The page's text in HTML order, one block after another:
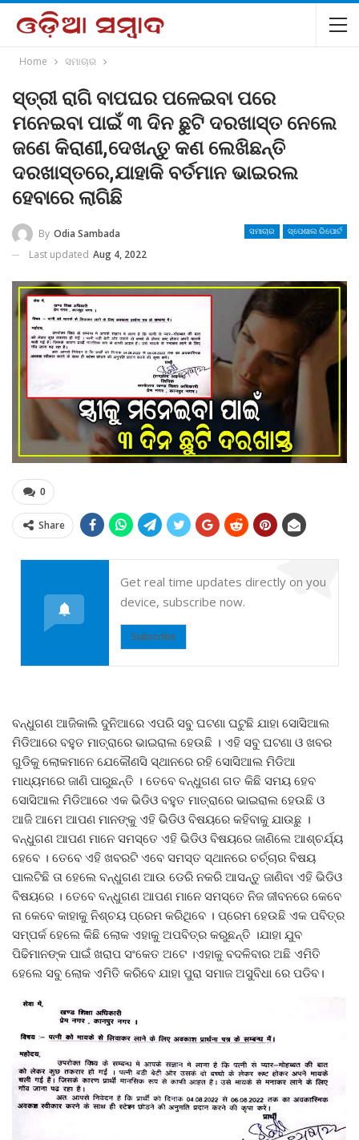
Home ସମାଚାର
ସ୍ତ୍ରୀ ରାଗି ବାପଘର ପଳେଇବା ପରେ
ମନେଇବା ପାଇଁ ୩ ଦିନ ଛୁଟି ଦରଖାସ୍ତ ନେଲେ
ଜଣେ କିରାଣୀ,ଦେଖନ୍ତୁ କଣ ଲେଖିଛନ୍ତି
ଦରଖାସ୍ତରେ,ଯାହାକି ବର୍ତମାନ ଭାଇରଲ
ହେବାରେ ଲାଗିଛି
ସମାଚାର ସ୍ପେଶାଲ ରିପୋର୍ଟ
By Odia Sambada
Last updated Aug 4, 2022
0
Share
Get real time updates directly on you
device, subscribe now.
Subscribe
ବନ୍ଧୁଗଣ ଆଜିକାଲି ଦୁନିଆରେ ଏପରି ସବୁ ଘଟଣା ଘଟୁଛି ଯାହା ସୋସିଆଲ
ମିଡିଆରେ ବହୁତ ମାତ୍ରାରେ ଭାଇରାଲ ହେଉଛି । ଏହି ସବୁ ଘଟଣା ଓ ଖବର
ଗୁଡିକୁ ଲୋକମାନେ ଯେକୌଣସି ସ୍ଥାନରେ ରହି ସୋସିଆଲ ମିଡିଆ
ମାଧ୍ୟମରେ ଜାଣି ପାରୁଛନ୍ତି । ତେବେ ବନ୍ଧୁଗଣ ଗତ କିଛି ସମୟ ହେବ
ସୋସିଆଲ ମିଡିଆରେ ଏକ ଭିଡିଓ ବହୁତ ମାତ୍ରାରେ ଭାଇରାଲ ହେଉଛି ଓ
ଆଜି ଆମେ ଆପଣ ମାନଙ୍କୁ ଏହି ଭିଡିଓ ବିଷୟରେ କହିବାକୁ ଯାଉଛୁ ।
ବନ୍ଧୁଗଣ ଆପଣ ମାନେ ସମସ୍ତେ ଏହି ଭିଡିଓ ବିଷୟରେ ଜାଣିଲେ ଆଶ୍ଚର୍ଯ୍ୟ
ହେବେ । ତେବେ ଏହି ଖବରଟି ଏବେ ସମସ୍ତ ସ୍ଥାନରେ ଚର୍ଚ୍ଚାର ବିଷୟ
ପାଲଟିଛି ତା ହେଲେ ବନ୍ଧୁଗଣ ଆଉ ଡେରି ନକରି ଆସନ୍ତୁ ଜାଣିବା ଏହି ଭିଡିଓ
ବିଷୟରେ । ତେବେ ବନ୍ଧୁଗଣ ଆପଣ ମାନେ ସମସ୍ତେ ନିଜ ଜୀବନରେ କେବେ
ନା କେବେ କାହାକୁ ନିଶ୍ଚୟ ପ୍ରେମ କରିଥିବେ । ପ୍ରେମ ହେଉଛି ଏକ ପବିତ୍ର
ସମ୍ପର୍କ ହେଲେ କିଛି ଲୋକ ଏହାକୁ ଅପବିତ୍ର କରୁଛନ୍ତି ।ଯାହା ଯୁବ
ପିଢିମାନଙ୍କ ପାଇଁ ଖରାପ ସଂକେତ ଅଟେ ।ଏହାକୁ ବଦଳିବାର ଅଛି ଏମିତି
ହେଲେ ସବୁ ଲୋକ ଏମିତି କରିବେ ଯାହା ପୁରା ସମାଜ ଅସୁବିଧା ରେ ପଡିବ।